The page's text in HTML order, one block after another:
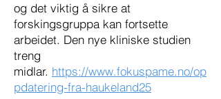
og det viktig å sikre at
forskingsgruppa kan fortsette
arbeidet. Den nye kliniske studien
treng
midlar. https://www.fokuspame.no/op
pdatering-fra-haukeland25